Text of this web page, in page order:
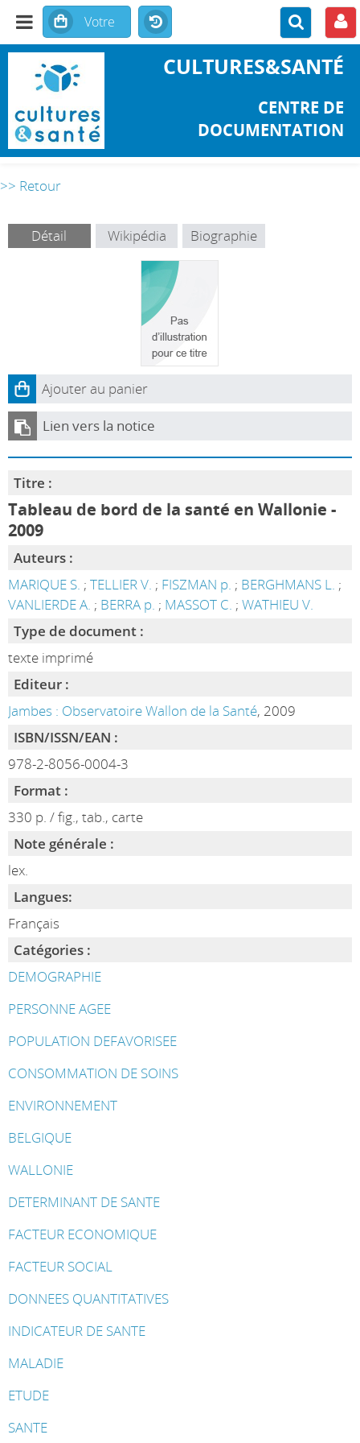
CULTURES&SANTÉ
CENTRE DE
DOCUMENTATION
>> Retour
Détail Wikipédia Biographie
Ajouter au panier
Lien vers la notice
Titre :
Tableau de bord de la santé en Wallonie -
2009
Auteurs :
MARIQUE S. ; TELLIER V. ; FISZMAN p. ; BERGHMANS L. ;
VANLIERDE A. ; BERRA p. ; MASSOT C. ; WATHIEU V.
Type de document :
texte imprimé
Editeur :
Jambes : Observatoire Wallon de la Santé, 2009
ISBN/ISSN/EAN :
978-2-8056-0004-3
Format :
330 p. / fig., tab., carte
Note générale :
lex.
Langues:
Français
Catégories :
DEMOGRAPHIE
PERSONNE AGEE
POPULATION DEFAVORISEE
CONSOMMATION DE SOINS
ENVIRONNEMENT
BELGIQUE
WALLONIE
DETERMINANT DE SANTE
FACTEUR ECONOMIQUE
FACTEUR SOCIAL
DONNEES QUANTITATIVES
INDICATEUR DE SANTE
MALADIE
ETUDE
SANTE